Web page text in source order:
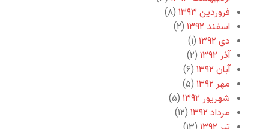
فروردین ۱۳۹۳
(۸)
اسفند ۱۳۹۲
(۲)
دی ۱۳۹۲
(۱)
آذر ۱۳۹۲
(۲)
آبان ۱۳۹۲
(۶)
مهر ۱۳۹۲
(۵)
شهریور ۱۳۹۲
(۵)
مرداد ۱۳۹۲
(۱۲)